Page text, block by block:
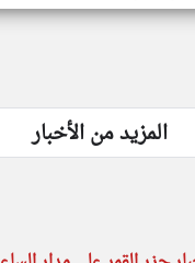
المزيد من الأخبار